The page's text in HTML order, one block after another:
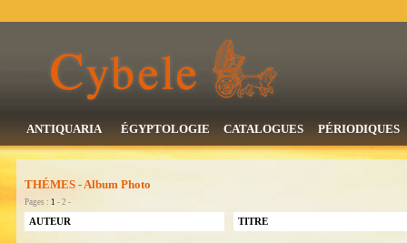
ANTIQUARIA ÉGYPTOLOGIE CATALOGUES PÉRIODIQUES
THÉMES - Album Photo
Pages : 1 - 2 -
AUTEUR TITRE